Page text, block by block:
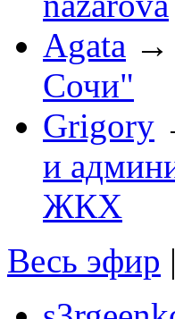
Agata →
Сочи"
Grigory
и
ЖКХ
Весь эфир |